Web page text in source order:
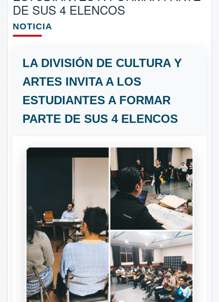
DE SUS 4 ELENCOS
NOTICIA
LA DIVISIÓN DE CULTURA Y
ARTES INVITA A LOS
ESTUDIANTES A FORMAR
PARTE DE SUS 4 ELENCOS